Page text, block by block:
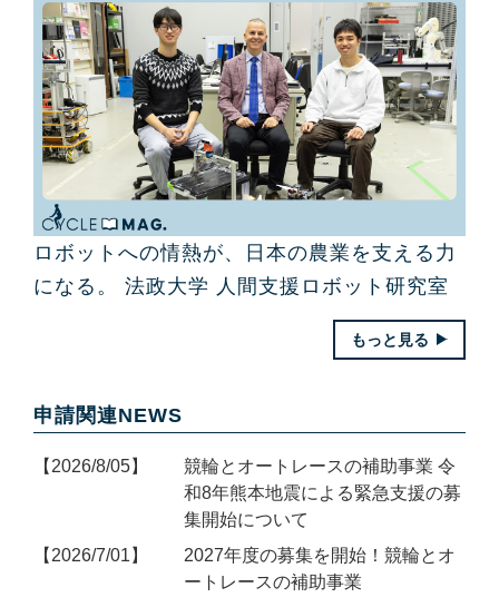
ロボットへの情熱が、日本の農業を支える力
になる。 法政大学 人間支援ロボット研究室
もっと見る
申請関連NEWS
2026/8/05
競輪とオートレースの補助事業 令
和8年熊本地震による緊急支援の募
集開始について
2026/7/01
2027年度の募集を開始！競輪とオ
ートレースの補助事業